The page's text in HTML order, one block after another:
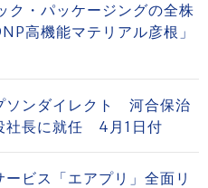
・パッケージングの全株
高機能マテリアル彦根」
ソンダイレクト 河合保治
社長に就任 4月1日付
ビス「エアプリ」全面リ